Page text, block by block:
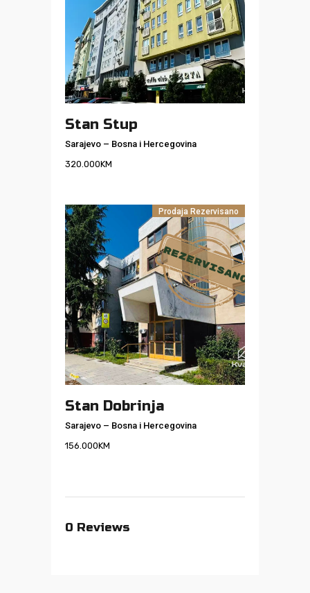
Stan Stup
Sarajevo – Bosna i Hercegovina
320.000KM
Prodaja Rezervisano
Stan Dobrinja
Sarajevo – Bosna i Hercegovina
156.000KM
0 Reviews